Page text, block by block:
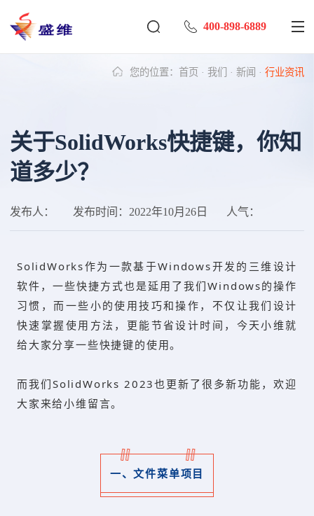
400-898-6889
您的位置： 首页 · 我们 · 新闻 · 行业资讯
关于SolidWorks快捷键，你知
道多少？
发布人： 发布时间： 2022年10月26日 人气：
SolidWorks作为一款基于Windows开发的三维设计
软件，一些快捷方式也是延用了我们Windows的操作
习惯，而一些小的使用技巧和操作，不仅让我们设计
快速掌握使用方法，更能节省设计时间，今天小维就
给大家分享一些快捷键的使用。
而我们SolidWorks 2023也更新了很多新功能，欢迎
大家来给小维留言。
一、文件菜单项目